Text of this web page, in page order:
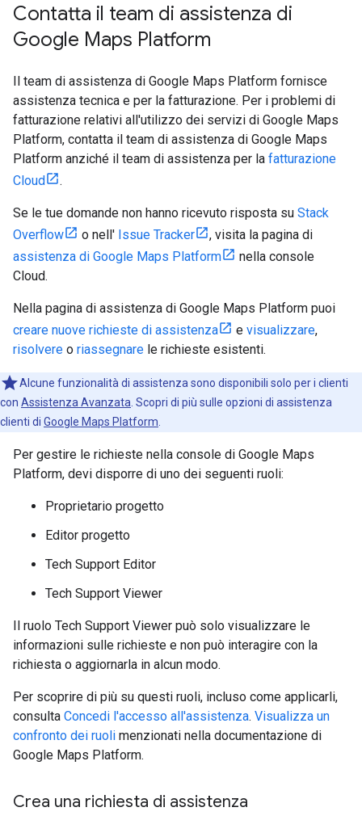
Contatta il team di assistenza di
Google Maps Platform
Il team di assistenza di Google Maps Platform fornisce
assistenza tecnica e per la fatturazione. Per i problemi di
fatturazione relativi all'utilizzo dei servizi di Google Maps
Platform, contatta il team di assistenza di Google Maps
Platform anziché il team di assistenza per la fatturazione
Cloud
.
Se le tue domande non hanno ricevuto risposta su Stack
Overflow
o nell' Issue Tracker
, visita la pagina di
assistenza di Google Maps Platform
nella console
Cloud.
Nella pagina di assistenza di Google Maps Platform puoi
creare nuove richieste di assistenza
e visualizzare,
risolvere o riassegnare le richieste esistenti.
Alcune funzionalità di assistenza sono disponibili solo per i clienti
con Assistenza Avanzata . Scopri di più sulle opzioni di assistenza
clienti di Google Maps Platform
Per gestire le richieste nella console di Google Maps
Platform, devi disporre di uno dei seguenti ruoli:
Proprietario progetto
Editor progetto
Tech Support Editor
Tech Support Viewer
Il ruolo Tech Support Viewer può solo visualizzare le
informazioni sulle richieste e non può interagire con la
richiesta o aggiornarla in alcun modo.
Per scoprire di più su questi ruoli, incluso come applicarli,
consulta Concedi l'accesso all'assistenza. Visualizza un
confronto dei ruoli menzionati nella documentazione di
Google Maps Platform.
Crea una richiesta di assistenza